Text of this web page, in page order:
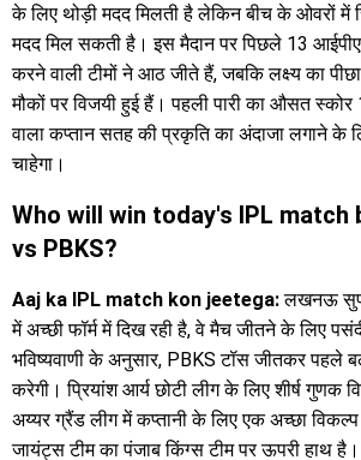
के लिए थोड़ी मदद मिलती है लेकिन बीच के ओवरों में
मदद मिल सकती है। इस मैदान पर पिछले 13
करने वाली टीमों ने आठ जीते हैं, जबकि लक्ष्य का
मौकों पर विजयी हुई हैं। पहली पारी का औसत
वाला कप्तान सतह की प्रकृति का अंदाजा लगाने के
चाहेगा।
Who will win today's IPL match
vs PBKS?
Aaj ka IPL match kon jeetega:लखनऊ
में अच्छी फॉर्म में दिख रही है, वे मैच जीतने के लिए
भविष्यवाणी के अनुसार, PBKS टॉस जीतकर पहले
करेगी। प्रियांश आर्य छोटी लीग के लिए शीर्ष गुणक
अय्यर ग्रैंड लीग में कप्तानी के लिए एक अच्छा
जायंट्स टीम का पंजाब किंग्स टीम पर ऊपरी हाथ